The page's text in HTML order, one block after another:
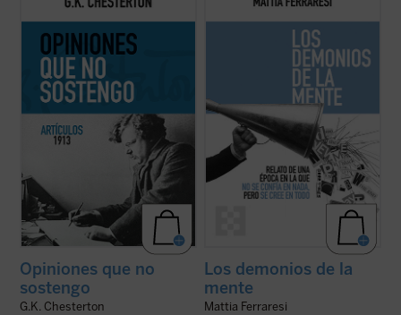
dedicados a temas habituales como la
implicación en casos de corrupción del
gobierno británico marcó una diferencia en
(ver ficha)
Opiniones que no
sostengo
G.K. Chesterton
sociales como fábricas de certezas
Kennedy o los hombres murciélago en la
Luna, Ferraresi nos enfrenta con humor y
lucidez al caos de un mundo en el que ya no
Los demonios de la
mente
Mattia Ferraresi